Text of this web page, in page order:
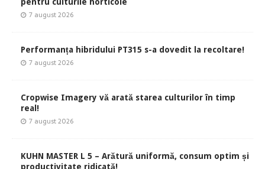
7 august 2026
Performanța hibridului PT315 s-a dovedit la recoltare!
7 august 2026
Cropwise Imagery vă arată starea culturilor în timp
real!
7 august 2026
KUHN MASTER L 5 – Arătură uniformă, consum optim și
productivitate ridicată!